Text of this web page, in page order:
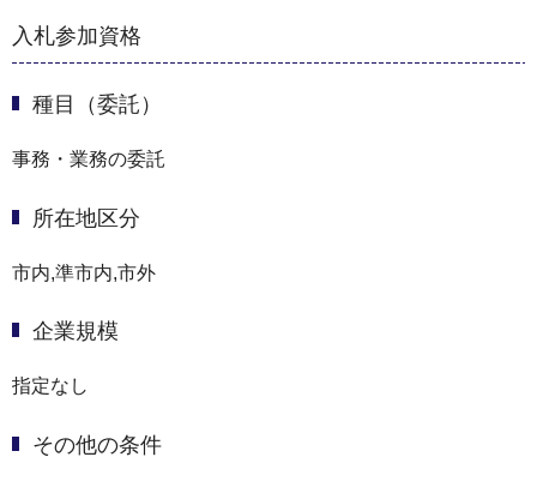
入札参加資格
種目（委託）
事務・業務の委託
所在地区分
市内,準市内,市外
企業規模
指定なし
その他の条件